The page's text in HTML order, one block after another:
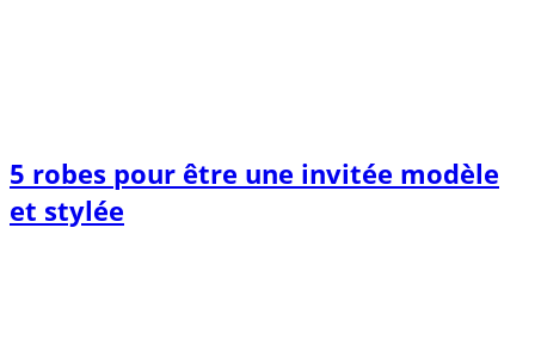
5 robes pour être une invitée modèle
et stylée